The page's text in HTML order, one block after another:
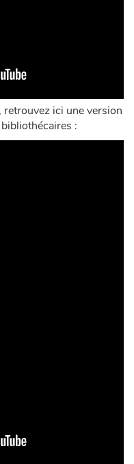
retrouvez ici une version
: